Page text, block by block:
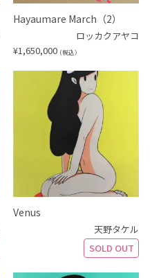
Hayaumare March（2）
ロッカクアヤコ
¥1,650,000 （税込）
Venus
天野タケル
SOLD OUT